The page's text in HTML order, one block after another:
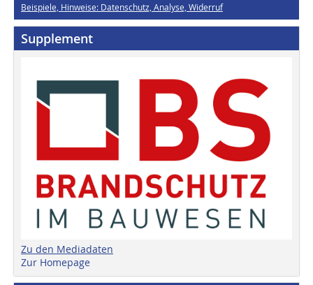
Beispiele, Hinweise: Datenschutz, Analyse, Widerruf
Supplement
Zu den Mediadaten
Zur Homepage